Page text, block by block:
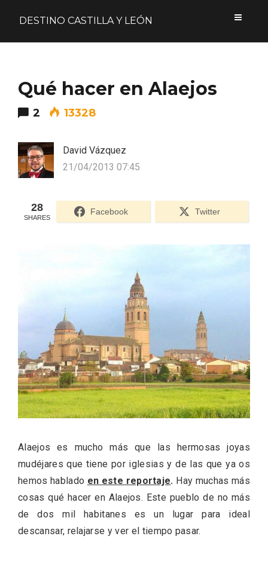
DESTINO CASTILLA Y LEÓN
Qué hacer en Alaejos
2 13328
David Vázquez
21/04/2013 07:45
28
SHARES
Facebook Twitter
Alaejos es mucho más que las hermosas joyas
mudéjares que tiene por iglesias y de las que ya os
hemos hablado en este reportaje. Hay muchas más
cosas qué hacer en Alaejos. Este pueblo de no más
de dos mil habitanes es un lugar para ideal
descansar, relajarse y ver el tiempo pasar.
Nombre de usuario o correo electrónico
Contraseña
Ultimas entradas